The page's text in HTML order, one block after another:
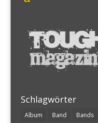
Schlagwörter
Album Band Bands